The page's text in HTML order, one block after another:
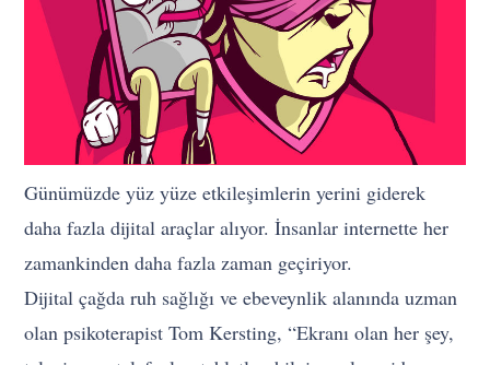
Günümüzde yüz yüze etkileşimlerin yerini giderek
daha fazla dijital araçlar alıyor. İnsanlar internette her
zamankinden daha fazla zaman geçiriyor.
Dijital çağda ruh sağlığı ve ebeveynlik alanında uzman
olan psikoterapist Tom Kersting, “Ekranı olan her şey,